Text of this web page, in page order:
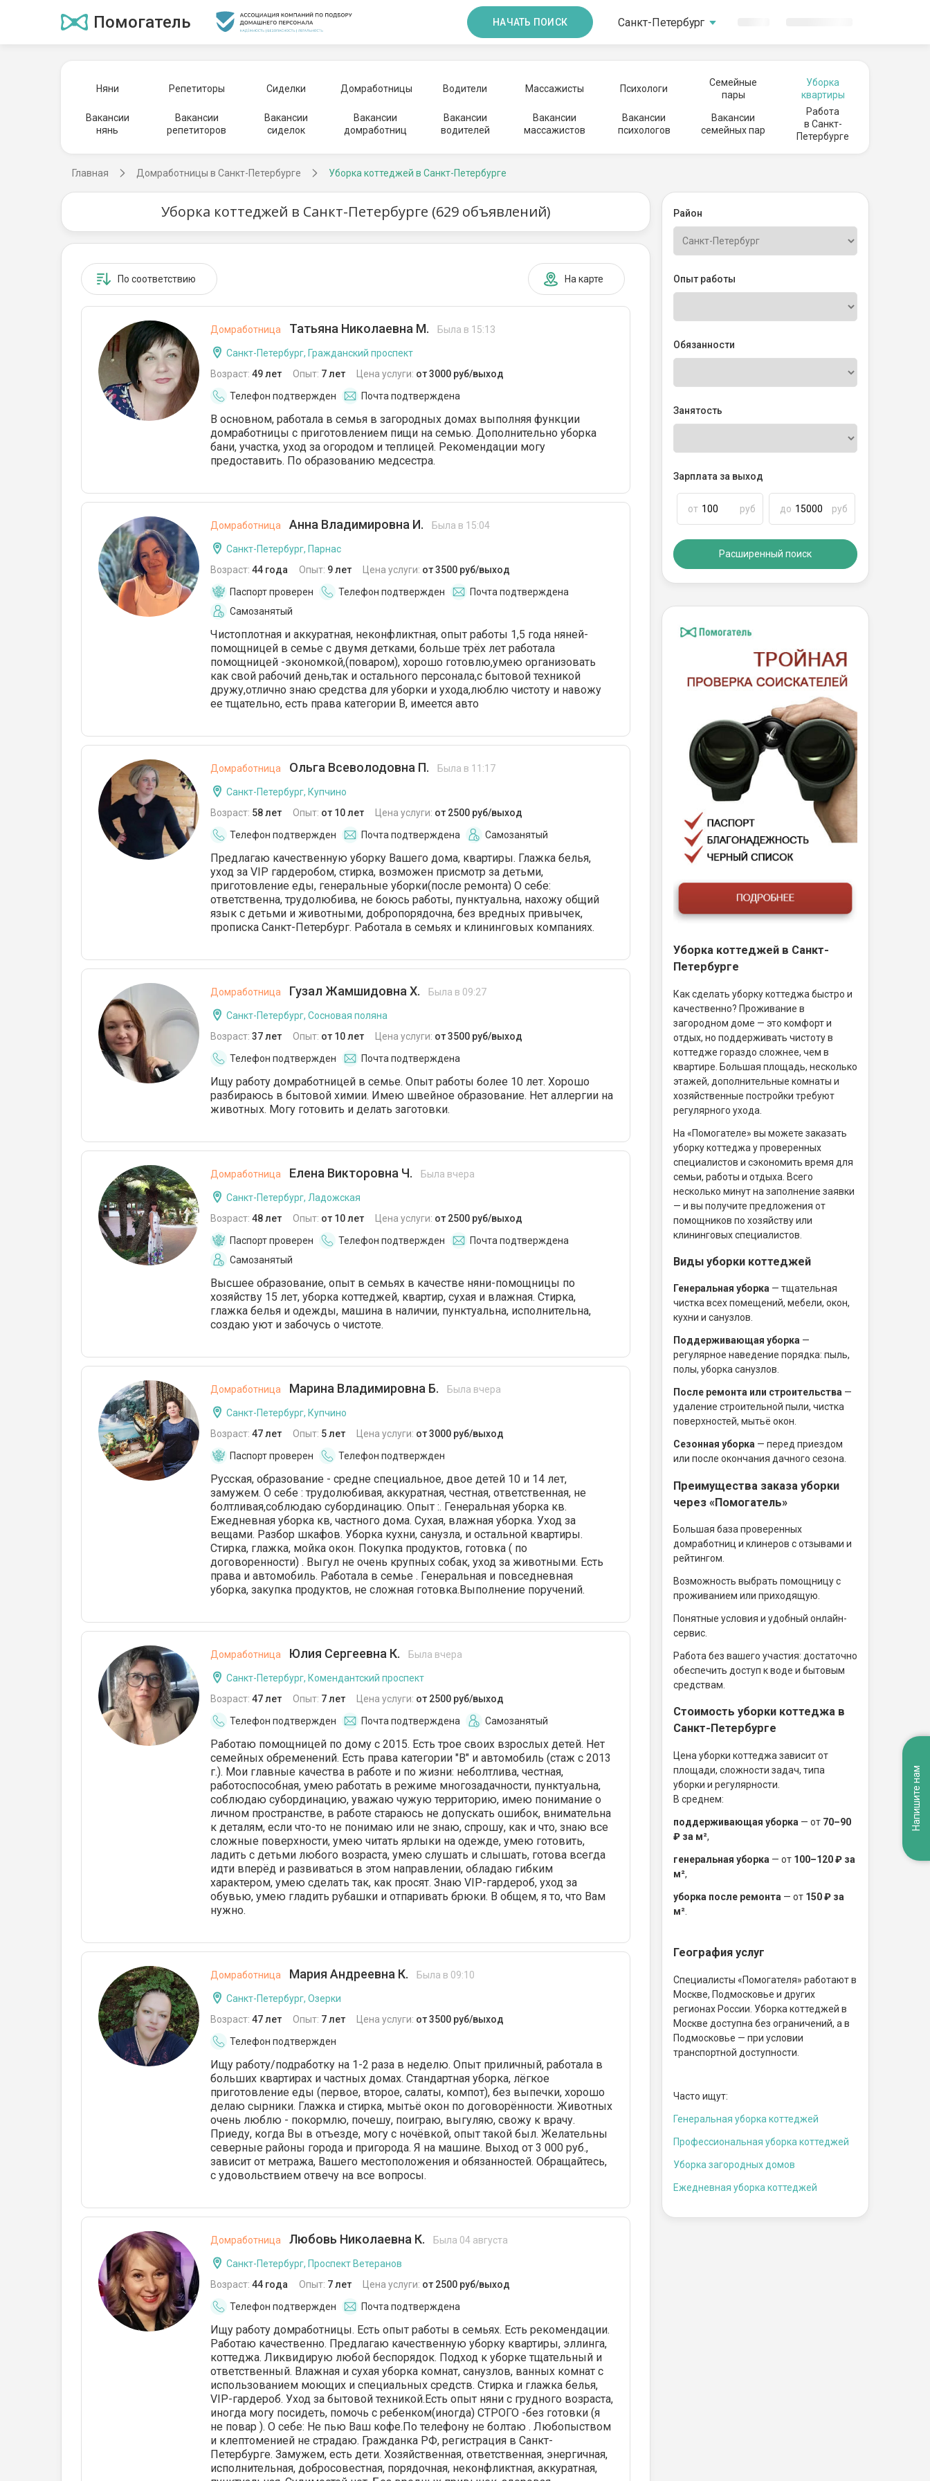
Помогатель НАЧАТЬ ПОИСК Санкт-Петербург
Няни Репетиторы Сиделки Домработницы Водители Массажисты Психологи
Семейные
пары
Уборка
квартиры
Вакансии
нянь
Вакансии
репетиторов
Вакансии
сиделок
Вакансии
домработниц
Вакансии
водителей
Вакансии
массажистов
Вакансии
психологов
Вакансии
семейных пар
Работа
в Санкт-
Петербурге
Главная Домработницы в Санкт-Петербурге Уборка коттеджей в Санкт-Петербурге
Уборка коттеджей в Санкт-Петербурге (629 объявлений)
По соответствию На карте
Домработница Татьяна Николаевна М. Была в 15:13
Санкт-Петербург, Гражданский проспект
Возраст: 49 лет Опыт: 7 лет Цена услуги: от 3000 руб/выход
Телефон подтвержден
Почта подтверждена
В основном, работала в семья в загородных домах выполняя функции
домработницы с приготовлением пищи на семью. Дополнительно уборка
бани, участка, уход за огородом и теплицей. Рекомендации могу
предоставить. По образованию медсестра.
Домработница Анна Владимировна И. Была в 15:04
Санкт-Петербург, Парнас
Возраст: 44 года Опыт: 9 лет Цена услуги: от 3500 руб/выход
Паспорт проверен
Телефон подтвержден
Почта подтверждена
Самозанятый
Чистоплотная и аккуратная, неконфликтная, опыт работы 1,5 года няней-
помощницей в семье с двумя детками, больше трёх лет работала
помощницей -экономкой,(поваром), хорошо готовлю,умею организовать
как свой рабочий день,так и остального персонала,с бытовой техникой
дружу,отлично знаю средства для уборки и ухода,люблю чистоту и навожу
ее тщательно, есть права категории В, имеется авто
Домработница Ольга Всеволодовна П. Была в 11:17
Санкт-Петербург, Купчино
Возраст: 58 лет Опыт: от 10 лет Цена услуги: от 2500 руб/выход
Телефон подтвержден
Почта подтверждена Самозанятый
Предлагаю качественную уборку Вашего дома, квартиры. Глажка белья,
уход за VIP гардеробом, стирка, возможен присмотр за детьми,
приготовление еды, генеральные уборки(после ремонта) О себе:
ответственна, трудолюбива, не боюсь работы, пунктуальна, нахожу общий
язык с детьми и животными, добропорядочна, без вредных привычек,
прописка Санкт-Петербург. Работала в семьях и клининговых компаниях.
Домработница Гузал Жамшидовна Х. Была в 09:27
Санкт-Петербург, Сосновая поляна
Возраст: 37 лет Опыт: от 10 лет Цена услуги: от 3500 руб/выход
Телефон подтвержден
Почта подтверждена
Ищу работу домработницей в семье. Опыт работы более 10 лет. Хорошо
разбираюсь в бытовой химии. Имею швейное образование. Нет аллергии на
животных. Могу готовить и делать заготовки.
Домработница Елена Викторовна Ч. Была вчера
Санкт-Петербург, Ладожская
Возраст: 48 лет Опыт: от 10 лет Цена услуги: от 2500 руб/выход
Паспорт проверен
Телефон подтвержден
Почта подтверждена
Самозанятый
Высшее образование, опыт в семьях в качестве няни-помощницы по
хозяйству 15 лет, уборка коттеджей, квартир, сухая и влажная. Стирка,
глажка белья и одежды, машина в наличии, пунктуальна, исполнительна,
создаю уют и забочусь о чистоте.
Домработница Марина Владимировна Б. Была вчера
Санкт-Петербург, Купчино
Возраст: 47 лет Опыт: 5 лет Цена услуги: от 3000 руб/выход
Паспорт проверен
Телефон подтвержден
Русская, образование - средне специальное, двое детей 10 и 14 лет,
замужем. О себе : трудолюбивая, аккуратная, честная, ответственная, не
болтливая,соблюдаю субординацию. Опыт :. Генеральная уборка кв.
Ежедневная уборка кв, частного дома. Сухая, влажная уборка. Уход за
вещами. Разбор шкафов. Уборка кухни, санузла, и остальной квартиры.
Стирка, глажка, мойка окон. Покупка продуктов, готовка ( по
договоренности) . Выгул не очень крупных собак, уход за животными. Есть
права и автомобиль. Работала в семье . Генеральная и повседневная
уборка, закупка продуктов, не сложная готовка.Выполнение поручений.
Домработница Юлия Сергеевна К. Была вчера
Санкт-Петербург, Комендантский проспект
Возраст: 47 лет Опыт: 7 лет Цена услуги: от 2500 руб/выход
Телефон подтвержден
Почта подтверждена Самозанятый
Работаю помощницей по дому с 2015. Есть трое своих взрослых детей. Нет
семейных обременений. Есть права категории "B" и автомобиль (стаж с 2013
г.). Мои главные качества в работе и по жизни: неболтлива, честная,
работоспособная, умею работать в режиме многозадачности, пунктуальна,
соблюдаю субординацию, уважаю чужую территорию, имею понимание о
личном пространстве, в работе стараюсь не допускать ошибок, внимательна
к деталям, если что-то не понимаю или не знаю, спрошу, как и что, знаю все
сложные поверхности, умею читать ярлыки на одежде, умею готовить,
ладить с детьми любого возраста, умею слушать и слышать, готова всегда
идти вперёд и развиваться в этом направлении, обладаю гибким
характером, умею сделать так, как просят. Знаю VIP-гардероб, уход за
обувью, умею гладить рубашки и отпаривать брюки. В общем, я то, что Вам
нужно.
Домработница Мария Андреевна К. Была в 09:10
Санкт-Петербург, Озерки
Возраст: 47 лет Опыт: 7 лет Цена услуги: от 3500 руб/выход
Телефон подтвержден
Ищу работу/подработку на 1-2 раза в неделю. Опыт приличный, работала в
больших квартирах и частных домах. Стандартная уборка, лёгкое
приготовление еды (первое, второе, салаты, компот), без выпечки, хорошо
делаю сырники. Глажка и стирка, мытьё окон по договорённости. Животных
очень люблю - покормлю, почешу, поиграю, выгуляю, свожу к врачу.
Приеду, когда Вы в отъезде, могу с ночёвкой, опыт такой был. Желательны
северные районы города и пригорода. Я на машине. Выход от 3 000 руб.,
зависит от метража, Вашего местоположения и обязанностей. Обращайтесь,
с удовольствием отвечу на все вопросы.
Домработница Любовь Николаевна К. Была 04 августа
Санкт-Петербург, Проспект Ветеранов
Возраст: 44 года Опыт: 7 лет Цена услуги: от 2500 руб/выход
Телефон подтвержден
Почта подтверждена
Ищу работу домработницы. Есть опыт работы в семьях. Есть рекомендации.
Работаю качественно. Предлагаю качественную уборку квартиры, эллинга,
коттеджа. Ликвидирую любой беспорядок. Подход к уборке тщательный и
ответственный. Влажная и сухая уборка комнат, санузлов, ванных комнат с
использованием моющих и специальных средств. Стирка и глажка белья,
VIP-гардероб. Уход за бытовой техникой.Есть опыт няни с грудного возраста,
иногда могу посидеть, помочь с ребенком(иногда) СТРОГО -без готовки (я
не повар ). О себе: Не пью Ваш кофе.По телефону не болтаю . Любопыством
и клептоменией не страдаю. Гражданка РФ, регистрация в Санкт-
Петербурге. Замужем, есть дети. Хозяйственная, ответственная, энергичная,
исполнительная, добросовестная, порядочная, неконфликтная, аккуратная,
Район
Опыт работы
Обязанности
Занятость
Зарплата за выход
от руб до руб
Расширенный поиск
Уборка коттеджей в Санкт-
Петербурге
Как сделать уборку коттеджа быстро и
качественно? Проживание в
загородном доме — это комфорт и
отдых, но поддерживать чистоту в
коттедже гораздо сложнее, чем в
квартире. Большая площадь, несколько
этажей, дополнительные комнаты и
хозяйственные постройки требуют
регулярного ухода.
На «Помогателе» вы можете заказать
уборку коттеджа у проверенных
специалистов и сэкономить время для
семьи, работы и отдыха. Всего
несколько минут на заполнение заявки
— и вы получите предложения от
помощников по хозяйству или
клининговых специалистов.
Виды уборки коттеджей
Генеральная уборка — тщательная
чистка всех помещений, мебели, окон,
кухни и санузлов.
Поддерживающая уборка —
регулярное наведение порядка: пыль,
полы, уборка санузлов.
После ремонта или строительства —
удаление строительной пыли, чистка
поверхностей, мытьё окон.
Сезонная уборка — перед приездом
или после окончания дачного сезона.
Преимущества заказа уборки
через «Помогатель»
Большая база проверенных
домработниц и клинеров с отзывами и
рейтингом.
Возможность выбрать помощницу с
проживанием или приходящую.
Понятные условия и удобный онлайн-
сервис.
Работа без вашего участия: достаточно
обеспечить доступ к воде и бытовым
средствам.
Стоимость уборки коттеджа в
Санкт-Петербурге
Цена уборки коттеджа зависит от
площади, сложности задач, типа
уборки и регулярности.
В среднем:
поддерживающая уборка — от 70–90
₽ за м²,
генеральная уборка — от 100–120 ₽ за
м²,
уборка после ремонта — от 150 ₽ за
м²
География услуг
Специалисты «Помогателя» работают в
Москве, Подмосковье и других
регионах России. Уборка коттеджей в
Москве доступна без ограничений, а в
Подмосковье — при условии
транспортной доступности.
Часто ищут:
Генеральная уборка коттеджей
Профессиональная уборка коттеджей
Уборка загородных домов
Ежедневная уборка коттеджей
Напишите нам